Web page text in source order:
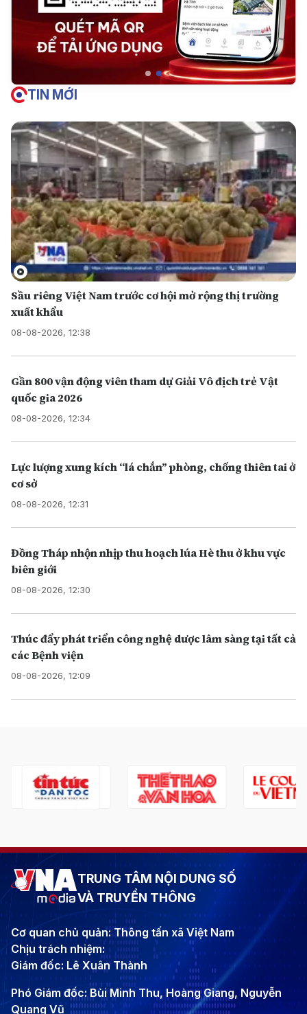
TIN MỚI
Sầu riêng Việt Nam trước cơ hội mở rộng thị trường
xuất khẩu
08-08-2026, 12:38
Gần 800 vận động viên tham dự Giải Vô địch trẻ Vật
quốc gia 2026
08-08-2026, 12:34
Lực lượng xung kích “lá chắn” phòng, chống thiên tai ở
cơ sở
08-08-2026, 12:31
Đồng Tháp nhộn nhịp thu hoạch lúa Hè thu ở khu vực
biên giới
08-08-2026, 12:30
Thúc đẩy phát triển công nghệ dược lâm sàng tại tất cả
các Bệnh viện
08-08-2026, 12:09
TRUNG TÂM NỘI DUNG SỐ
VÀ TRUYỀN THÔNG
Cơ quan chủ quản: Thông tấn xã Việt Nam
Chịu trách nhiệm:
Giám đốc: Lê Xuân Thành
Phó Giám đốc: Bùi Minh Thu, Hoàng Giang, Nguyễn
Quang Vũ